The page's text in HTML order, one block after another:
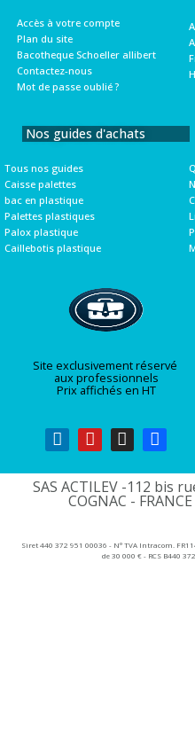
Accès à votre compte
Plan du site
Bacotheque Schoeller allibert
Contactez-nous
Mot de passe oublié ?
Nos guides d'achats
Tous nos guides
Caisse palettes
bac en plastique
Palettes plastiques
Palox plastique
Caillebotis plastique
Site exclusivement réservé
aux professionnels
Prix affichés en HT
SAS ACTILEV -112 bis
COGNAC -
Siret 440 372 951 00036 - N° TVA Intracom.
de 30 000 € - RCS B440